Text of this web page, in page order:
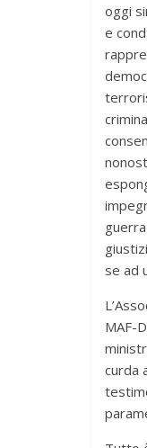
oggi
e
se ad
MAF-
curda